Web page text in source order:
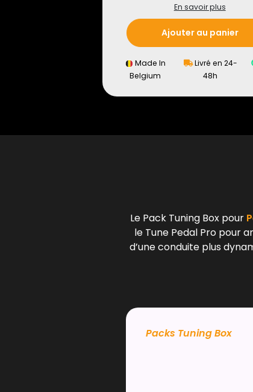
En savoir plus
Ajouter au panier
Made In
Belgium
Livré en 24-
48h
Le Pack Tuning Box pour
le Tune Pedal Pro pour
d’une conduite plus